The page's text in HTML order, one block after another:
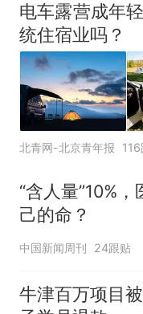
电车露营成年
统住宿业吗？
北青网-北京青年报
“含人量”10%，
己的命？
中国新闻周刊 24跟贴
牛津百万项目